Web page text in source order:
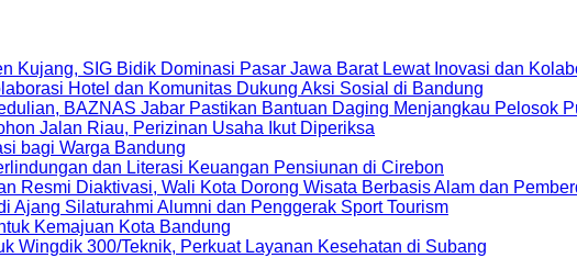
Kujang, SIG Bidik Dominasi Pasar Jawa Barat Lewat Inovasi dan
Hotel dan Komunitas Dukung Aksi Sosial di Bandung
BAZNAS Jabar Pastikan Bantuan Daging Menjangkau Pelosok
Jalan Riau, Perizinan Usaha Ikut Diperiksa
bagi Warga Bandung
dan Literasi Keuangan Pensiunan di Cirebon
Resmi Diaktivasi, Wali Kota Dorong Wisata Berbasis Alam dan
Ajang Silaturahmi Alumni dan Penggerak Sport Tourism
Kemajuan Kota Bandung
Wingdik 300/Teknik, Perkuat Layanan Kesehatan di Subang